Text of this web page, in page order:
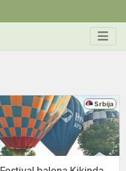
Srbija